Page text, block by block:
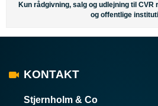
Kun rådgivning, salg og udlejning til
og offentlige
KONTAKT
Stjernholm & Co